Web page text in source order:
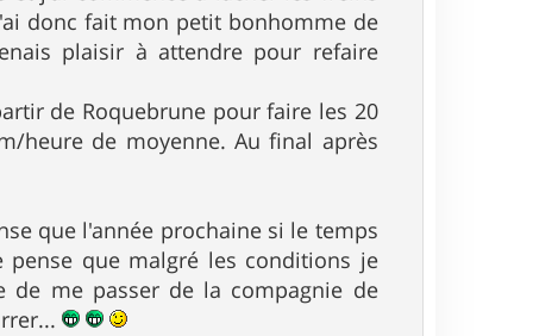
donc fait mon petit bonhomme de
plaisir à attendre pour refaire
de Roquebrune pour faire les 20
heure de moyenne. Au final après
que l'année prochaine si le temps
que malgré les conditions je
de me passer de la compagnie de